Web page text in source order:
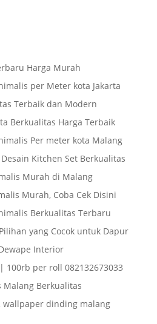
Harga Murah
per Meter kota Jakarta
Terbaik dan Modern
Berkualitas Harga Terbaik
Per meter kota Malang
Kitchen Set Berkualitas
Murah di Malang
Murah, Coba Cek Disini
Berkualitas Terbaru
yang Cocok untuk Dapur
Interior
100rb per roll 082132673033
Berkualitas
dinding malang